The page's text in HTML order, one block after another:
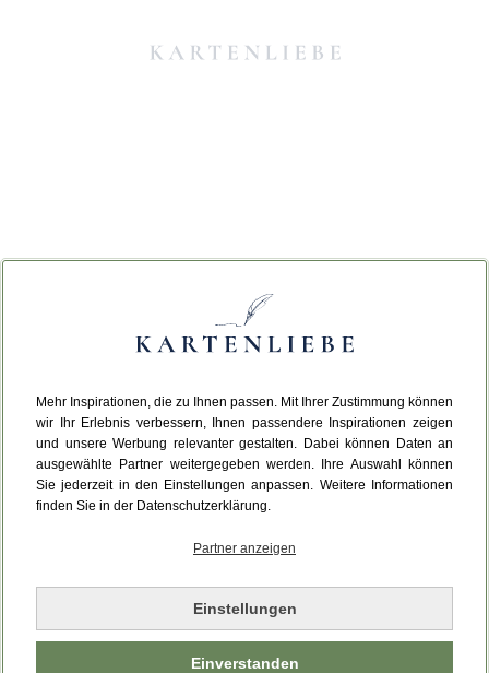
Mehr Inspirationen, die zu Ihnen passen. Mit Ihrer Zustimmung können
wir Ihr Erlebnis verbessern, Ihnen passendere Inspirationen zeigen
und unsere Werbung relevanter gestalten. Dabei können Daten an
ausgewählte Partner weitergegeben werden. Ihre Auswahl können
Sie jederzeit in den Einstellungen anpassen. Weitere Informationen
finden Sie in der Datenschutzerklärung.
Partner anzeigen
Einstellungen
Einverstanden
Da ist etwas schiefgelaufen.
Leider ist ein technischer Fehler aufgetreten.
Bitte laden Sie die Seite neu.